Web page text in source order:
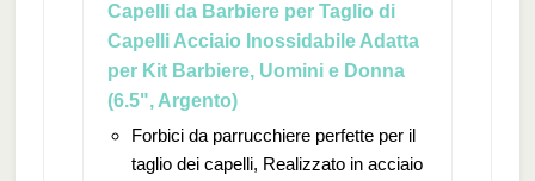
Capelli da Barbiere per Taglio di
Capelli Acciaio Inossidabile Adatta
per Kit Barbiere, Uomini e Donna
(6.5", Argento)
Forbici da parrucchiere perfette per il
taglio dei capelli, Realizzato in acciaio